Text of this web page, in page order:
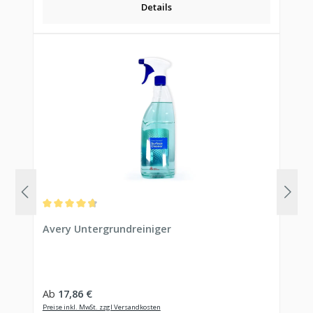
Details
Avery Untergrundreiniger
Regulärer Preis:
Ab 17,86 €
Preise inkl. MwSt. zzgl Versandkosten